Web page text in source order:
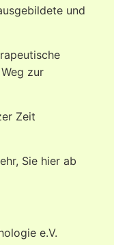
und
zur
Zeit
Sie hier ab
e.V.